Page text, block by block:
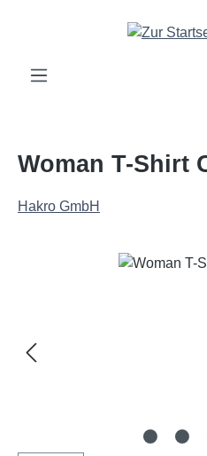
Zum Hauptinhalt springen
Woman T-Shirt
Hakro GmbH
Bildergalerie überspringen